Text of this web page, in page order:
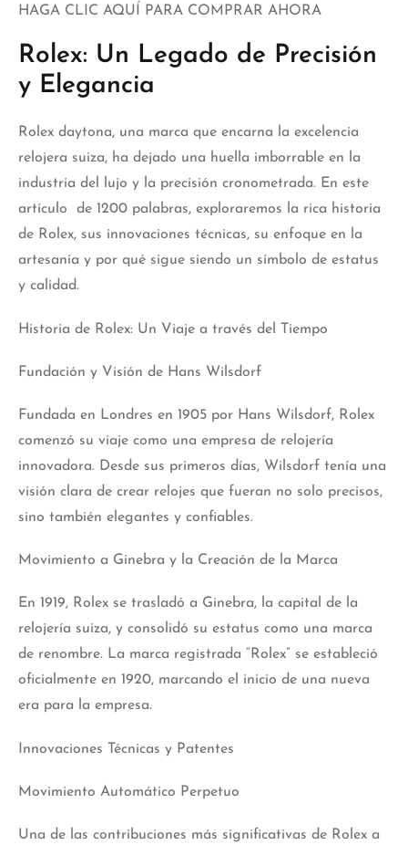
HAGA CLIC AQUÍ PARA COMPRAR AHORA
Rolex: Un Legado de Precisión
y Elegancia
Rolex daytona, una marca que encarna la excelencia
relojera suiza, ha dejado una huella imborrable en la
industria del lujo y la precisión cronometrada. En este
artículo de 1200 palabras, exploraremos la rica historia
de Rolex, sus innovaciones técnicas, su enfoque en la
artesanía y por qué sigue siendo un símbolo de estatus
y calidad.
Historia de Rolex: Un Viaje a través del Tiempo
Fundación y Visión de Hans Wilsdorf
Fundada en Londres en 1905 por Hans Wilsdorf, Rolex
comenzó su viaje como una empresa de relojería
innovadora. Desde sus primeros días, Wilsdorf tenía una
visión clara de crear relojes que fueran no solo precisos,
sino también elegantes y confiables.
Movimiento a Ginebra y la Creación de la Marca
En 1919, Rolex se trasladó a Ginebra, la capital de la
relojería suiza, y consolidó su estatus como una marca
de renombre. La marca registrada “Rolex” se estableció
oficialmente en 1920, marcando el inicio de una nueva
era para la empresa.
Innovaciones Técnicas y Patentes
Movimiento Automático Perpetuo
Una de las contribuciones más significativas de Rolex a